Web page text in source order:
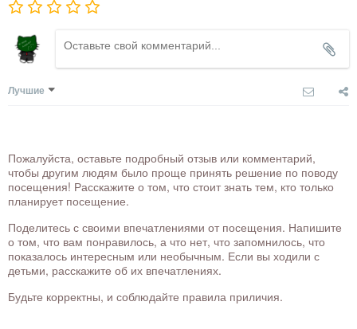
Лучшие
Пожалуйста, оставьте подробный отзыв или комментарий,
чтобы другим людям было проще принять решение по поводу
посещения! Расскажите о том, что стоит знать тем, кто только
планирует посещение.
Поделитесь с своими впечатлениями от посещения. Напишите
о том, что вам понравилось, а что нет, что запомнилось, что
показалось интересным или необычным. Если вы ходили с
детьми, расскажите об их впечатлениях.
Будьте корректны, и соблюдайте правила приличия.